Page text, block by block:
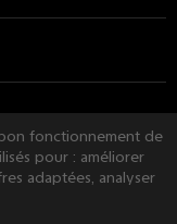
fonctionnement de
pour : améliorer
adaptées, analyser